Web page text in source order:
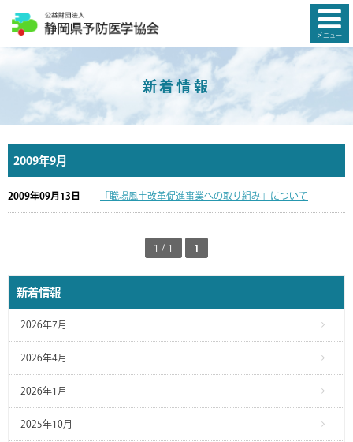
メニュー
新着情報
2009年9月
2009年09月13日 「職場風土改革促進事業への取り組み」について
1 / 1 1
新着情報
2026年7月
2026年4月
2026年1月
2025年10月